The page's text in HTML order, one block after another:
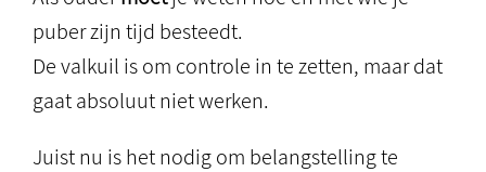
puber zijn tijd besteedt.
De valkuil is om controle in te zetten, maar dat
gaat absoluut niet werken.
Juist nu is het nodig om belangstelling te